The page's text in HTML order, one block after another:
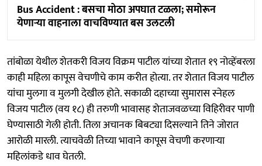
Bus Accident : बसचा मोठा अपघात टळला; समोरून
येणाऱ्या वाहनाला वाचविण्यात बस उलटली
तांबोळा येथील शेतकरी विजय विक्रम पाटील यांच्या शेतात १९ नोव्हेंबरला
काही महिला कापूस वेचणीचे काम करीत होत्या. तर शेतात विजय पाटील
यांचा मुलगा व मुलगी देखील होते. सकाळी दहाच्या सुमारास स्नेहल
विजय पाटील (वय १८) ही तरुणी भावासह शेताजवळच्या विहिरीवर पाणी
घेण्यासाठी गेली होती. तिला अचानक बिबट्या दिसल्याने तिने जोरात
आरोळी मारली. त्याचवेळी तिच्या भावाने कापूस वेचणी करणाऱ्या
महिलांकडे धाव घेतली.